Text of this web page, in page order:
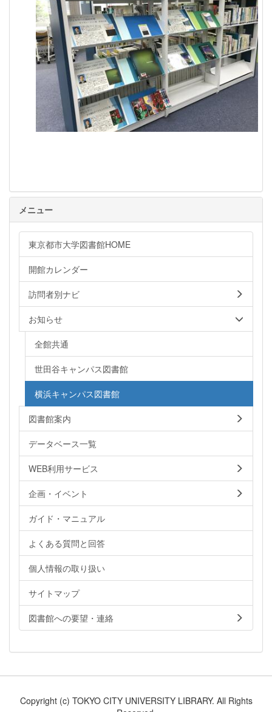
メニュー
東京都市大学図書館HOME
開館カレンダー
訪問者別ナビ
お知らせ
全館共通
世田谷キャンパス図書館
横浜キャンパス図書館
図書館案内
データベース一覧
WEB利用サービス
企画・イベント
ガイド・マニュアル
よくある質問と回答
個人情報の取り扱い
サイトマップ
図書館への要望・連絡
Copyright (c) TOKYO CITY UNIVERSITY LIBRARY. All Rights